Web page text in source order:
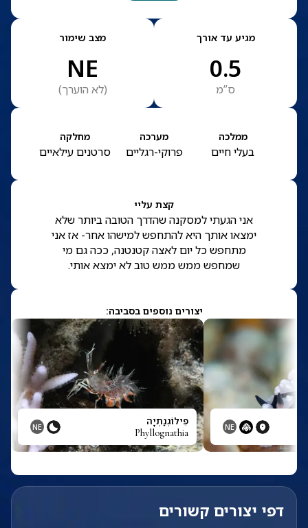
מגיע עד אורך
0.5
ס”מ
מצב שימור
NE
(לא הוערך)
ממלכה
בעלי חיים
מערכה
פרוקי-רגליים
מחלקה
סרטנים עילאיים
קצת עליי
אני הגעתי למסקנה שהדרך הטובה ביותר שלא
ימצאו אותך היא להתחפש למישהו אחר- אז אני
מתחפש כל יום לאצה קטנטנה, ככה גם מי
שמחפש ממש ממש טוב לא ימצא אותי.
יצורים נוספים בסביבה:
NE פִילוֹגְנַתְיָה
Phyllognathia
NE
דפי יצורים קשורים